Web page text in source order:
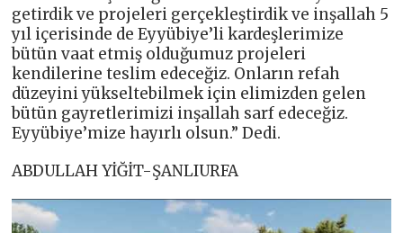
getirdik ve projeleri gerçekleştirdik ve inşallah 5
yıl içerisinde de Eyyübiye’li kardeşlerimize
bütün vaat etmiş olduğumuz projeleri
kendilerine teslim edeceğiz. Onların refah
düzeyini yükseltebilmek için elimizden gelen
bütün gayretlerimizi inşallah sarf edeceğiz.
Eyyübiye’mize hayırlı olsun.” Dedi.
ABDULLAH YİĞİT-ŞANLIURFA